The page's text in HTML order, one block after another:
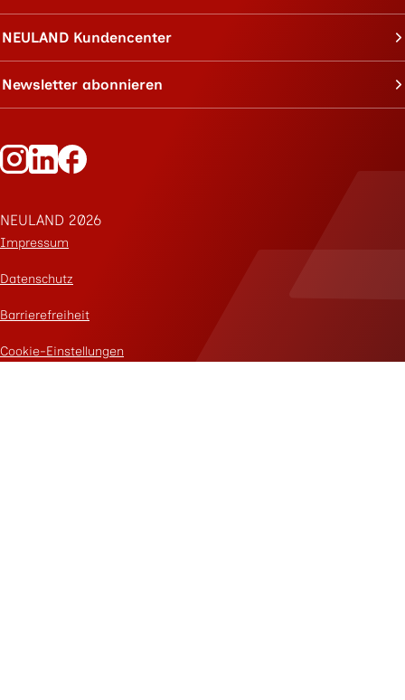
NEULAND Kundencenter
Newsletter abonnieren
NEULAND 2026
Impressum
Datenschutz
Barrierefreiheit
Cookie-Einstellungen
Folge Neuland auf Instagram
Folge Neuland auf LinkedIn
Folge Neuland auf Facebook